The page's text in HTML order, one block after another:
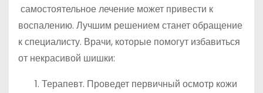
самостоятельное лечение может привести к
воспалению. Лучшим решением станет обращение
к специалисту. Врачи, которые помогут избавиться
от некрасивой шишки:
Терапевт. Проведет первичный осмотр кожи